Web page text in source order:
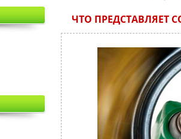
ЧТО ПРЕДСТАВЛЯЕТ